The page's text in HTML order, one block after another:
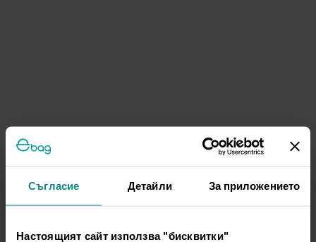
Съгласие Детайли За приложението
Настоящият сайт използва "бисквитки"